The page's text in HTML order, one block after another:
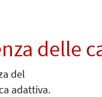
delle
del
adattiva.